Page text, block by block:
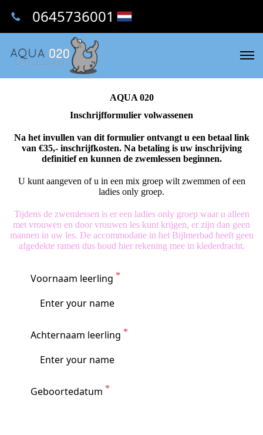
0645736001
AQUA 020
Inschrijfformulier volwassenen
Na het invullen van dit formulier ontvangt u een betaal link
van €35,- inschrijfkosten. Na betaling is uw inschrijving
definitief en kunnen de zwemlessen beginnen.
U kunt aangeven of u in een mix groep wilt zwemmen of een
ladies only groep.
Tijdens de zwemlessen is er een ladies only groep waar u alleen
met vrouwen en door vrouwen les kunt krijgen, er zijn dan geen
mannen in uw les. De accommodatie in het Bijlmerbad heeft geen
afgedekte ramen dus houd hier rekening mee in klederdracht.
Voornaam leerling
Achternaam leerling
Geboortedatum